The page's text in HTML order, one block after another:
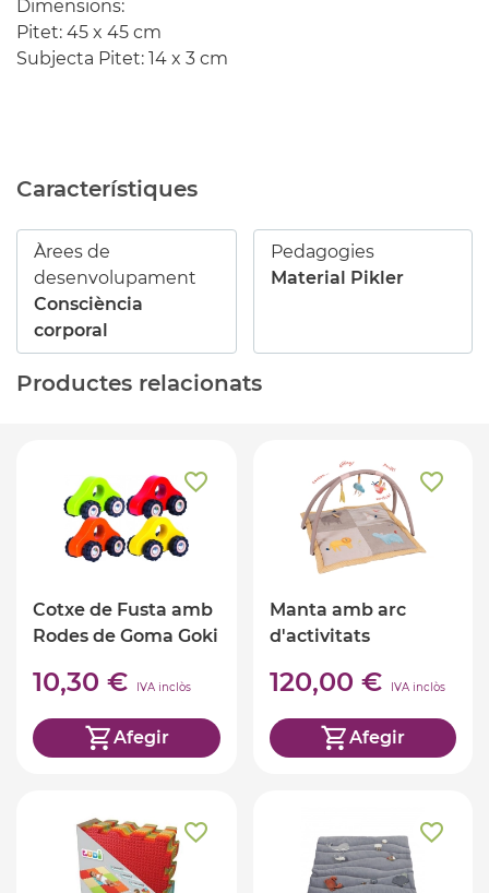
Dimensions:
Pitet: 45 x 45 cm
Subjecta Pitet: 14 x 3 cm
Característiques
Àrees de
desenvolupament
Consciència
corporal
Pedagogies
Material Pikler
Productes relacionats
Cotxe de Fusta amb
Rodes de Goma Goki
10,30 € IVA inclòs
Afegir
Manta amb arc
d'activitats
120,00 € IVA inclòs
Afegir